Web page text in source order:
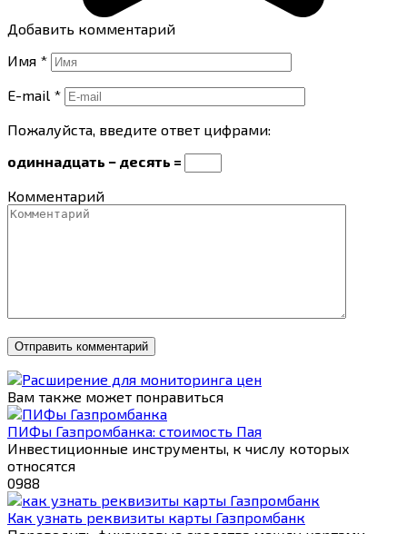
Добавить комментарий
Имя *
E-mail *
Пожалуйста, введите ответ цифрами:
одиннадцать − десять =
Комментарий
Вам также может понравиться
ПИФы Газпромбанка: стоимость Пая
Инвестиционные инструменты, к числу которых
относятся
0988
Как узнать реквизиты карты Газпромбанк